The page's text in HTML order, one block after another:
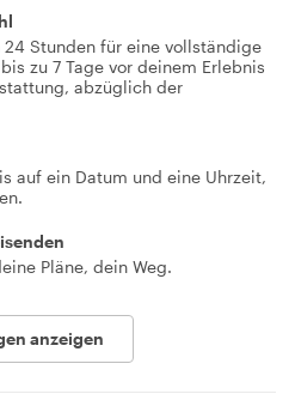
Stunden für eine vollständige
zu 7 Tage vor deinem Erlebnis
abzüglich der
auf ein Datum und eine Uhrzeit,
Pläne, dein Weg.
anzeigen